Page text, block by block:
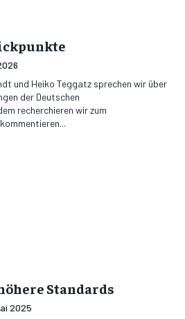
und Heiko Teggatz sprechen wir über
der Deutschen
recherchieren wir zum
Standards
2025